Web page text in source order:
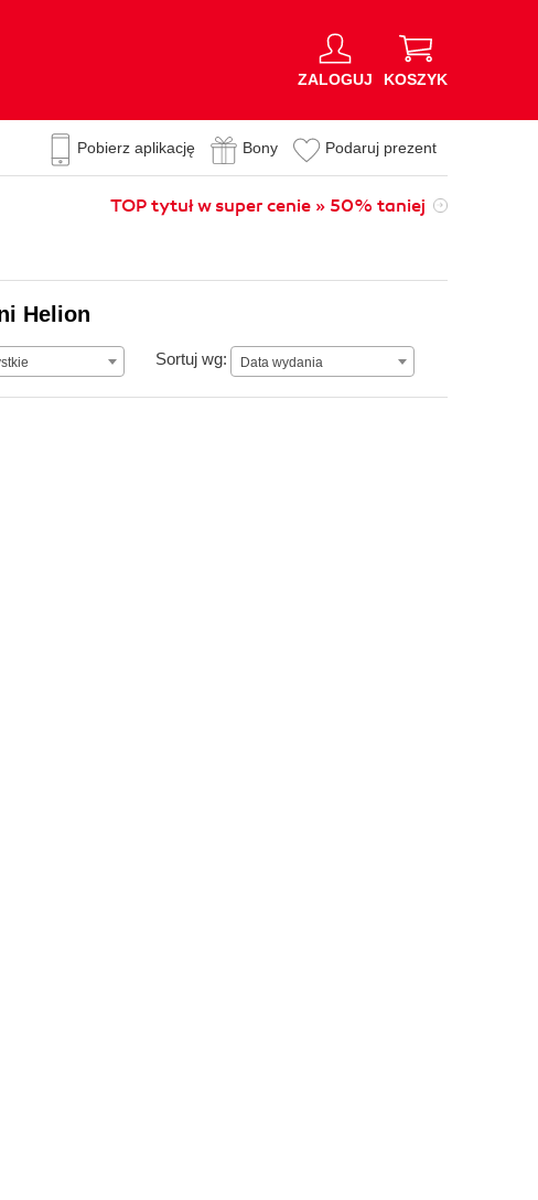
ZALOGUJ KOSZYK
Pobierz aplikację Bony Podaruj prezent
TOP tytuł w super cenie » 50% taniej
Helion
Sortuj wg: Data wydania
Data wydania